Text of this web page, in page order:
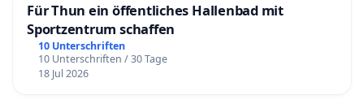
Für Thun ein öffentliches Hallenbad mit
Sportzentrum schaffen
10 Unterschriften
10 Unterschriften / 30 Tage
18 Jul 2026